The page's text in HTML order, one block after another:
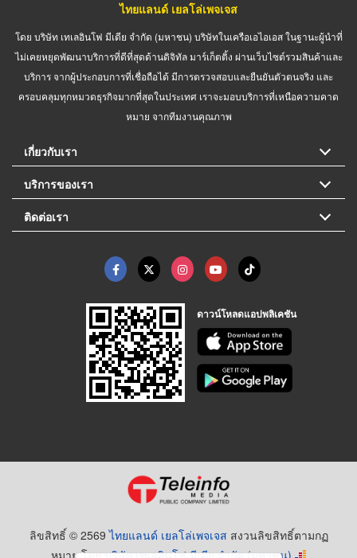
ไทยแลนด์ เยลโล่เพจเจส
โดย บริษัท เทเลอินโฟ มีเดีย จำกัด (มหาชน) บริษัทในเครือเอไอเอส ในฐานะผู้นำที่
ไม่เคยหยุดพัฒนาบริการที่ดีที่สุดด้านดิจิทัล มาร์เก็ตติ้ง ผ่านเว็บไซต์รวมสินค้าและ
บริการ จากผู้ประกอบการที่เชื่อถือได้ มีการตรวจสอบและยืนยันตัวตนจริง และ
ครอบคลุมทุกหมวดธุรกิจมากที่สุดในประเทศ เราจะมอบบริการที่เหนือความคาด
หมาย จากทีมงานคุณภาพ
เกี่ยวกับเรา
บริการของเรา
ติดต่อเรา
ดาวน์โหลดแอปพลิเคชัน
ลิขสิทธิ์ © 2569ไทยแลนด์ เยลโล่เพจเจส สงวนลิขสิทธิ์ตามกฏ
หมาย โดยบริษัท เทเลอินโฟ มีเดีย จำกัด (มหาชน)